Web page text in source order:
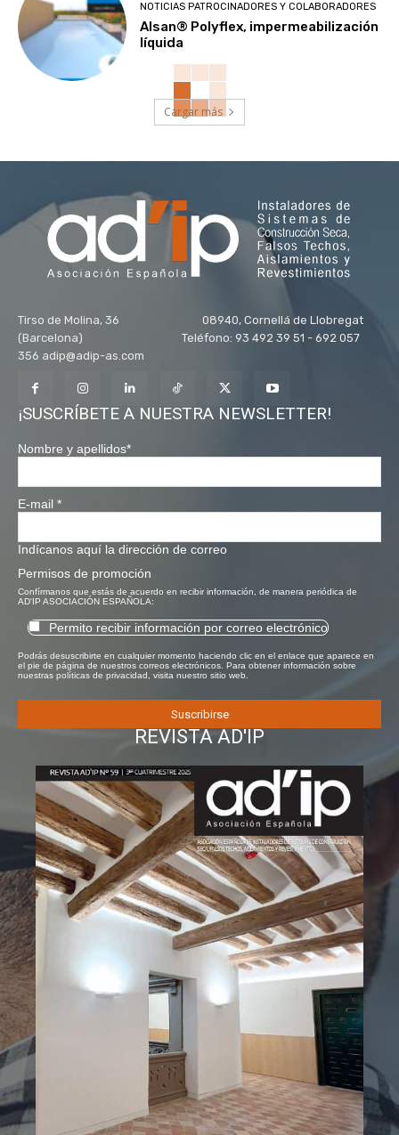
NOTICIAS PATROCINADORES Y COLABORADORES
Alsan® Polyflex, impermeabilización
líquida
Cargar más
Tirso de Molina, 36 08940, Cornellá de Llobregat
(Barcelona) Teléfono: 93 492 39 51 - 692 057
356 adip@adip-as.com
¡SUSCRÍBETE A NUESTRA NEWSLETTER!
Nombre y apellidos*
E-mail *
Indícanos aquí la dirección de correo
Permisos de promoción
Confírmanos que estás de acuerdo en recibir información, de manera periódica de
AD'IP ASOCIACIÓN ESPAÑOLA:
Permito recibir información por correo electrónico
Podrás desuscribirte en cualquier momento haciendo clic en el enlace que aparece en
el pie de página de nuestros correos electrónicos. Para obtener información sobre
nuestras políticas de privacidad, visita nuestro sitio web.
REVISTA AD'IP